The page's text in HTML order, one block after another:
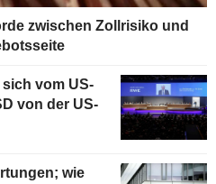
zwischen Zollrisiko und
sich vom US-
von der US-
wie